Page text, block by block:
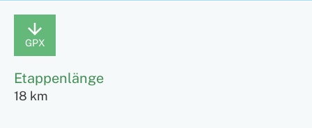
GPX
Etappenlänge
18 km